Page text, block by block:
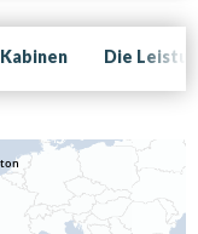
Kabinen Die